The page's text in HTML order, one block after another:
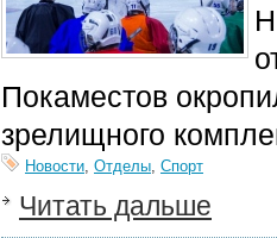
Покаместов
зрелищного
Новости, Отделы, Спорт
Читать дальше